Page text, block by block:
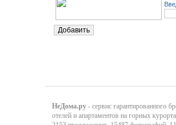
НеДома.ру - сервис гарантированного
отелей и апартаментов на горных